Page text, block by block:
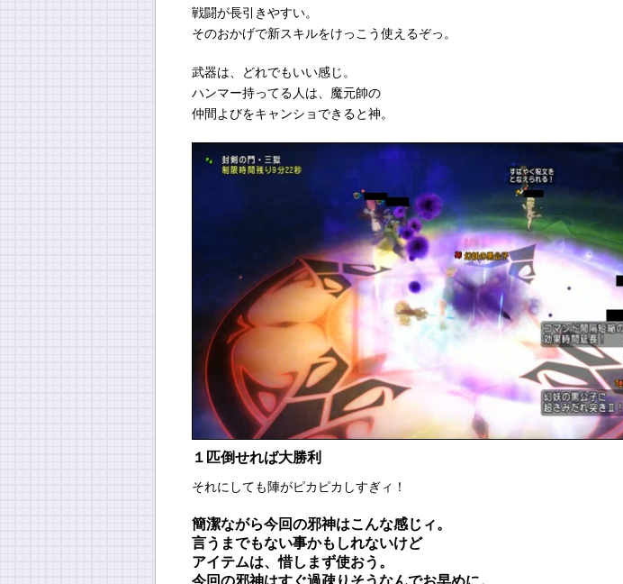
戦闘が長引きやすい。
そのおかげで新スキルをけっこう使えるぞっ。
武器は、どれでもいい感じ。
ハンマー持ってる人は、魔元帥の
仲間よびをキャンショできると神。
１匹倒せれば大勝利
それにしても陣がピカピカしすぎィ！
簡潔ながら今回の邪神はこんな感じィ。
言うまでもない事かもしれないけど
アイテムは、惜しまず使おう。
今回の邪神はすぐ過疎りそうなんでお早めに。